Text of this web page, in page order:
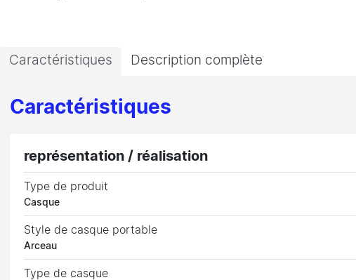
Caractéristiques Description complète
Caractéristiques
représentation / réalisation
Type de produit
Casque
Style de casque portable
Arceau
Type de casque